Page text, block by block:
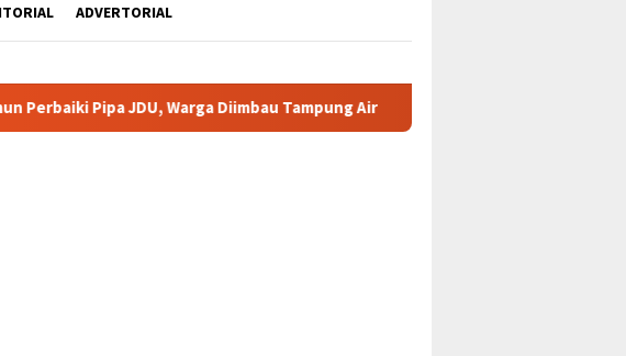
ADVERTORIAL
JDU, Warga Diimbau Tampung Air Pemkab Karimun minta warga tidak